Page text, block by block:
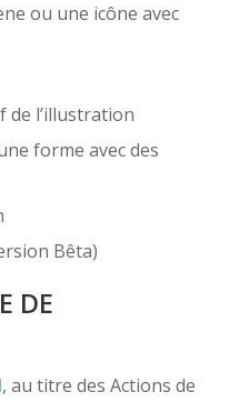
ou une icône avec
de l’illustration
forme avec des
Bêta)
DE
, au titre des Actions de